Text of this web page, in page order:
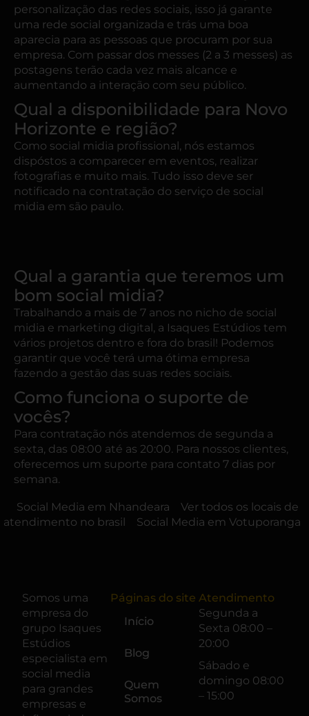
personalização das redes sociais, isso já garante
uma rede social organizada e trás uma boa
aparecia para as pessoas que procuram por sua
empresa. Com passar dos messes (2 a 3 messes) as
postagens terão cada vez mais alcance e
aumentando a interação com seu público.
Qual a disponibilidade para Novo
Horizonte e região?
Como social midia profissional, nós estamos
dispóstos a comparecer em eventos, realizar
fotografias e muito mais. Tudo isso deve ser
notificado na contratação do serviço de social
midia em são paulo.
Qual a garantia que teremos um
bom social midia?
Trabalhando a mais de 7 anos no nicho de social
midia e marketing digital, a Isaques Estúdios tem
vários projetos dentro e fora do brasil! Podemos
garantir que você terá uma ótima empresa
fazendo a gestão das suas redes sociais.
Como funciona o suporte de
vocês?
Para contratação nós atendemos de segunda a
sexta, das 08:00 até as 20:00. Para nossos clientes,
oferecemos um suporte para contato 7 dias por
semana.
Social Media em Nhandeara
Ver todos os locais de
atendimento no brasil
Social Media em Votuporanga
Somos uma
empresa do
grupo Isaques
Estúdios
especialista em
social media
para grandes
empresas e
Páginas do site
Início
Blog
Quem
Somos
Atendimento
Segunda a
Sexta 08:00 –
20:00
Sábado e
domingo 08:00
– 15:00